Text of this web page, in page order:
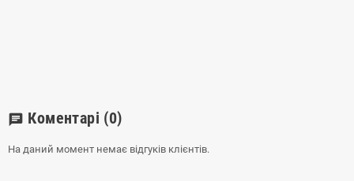
chat Коментарі (0)
На даний момент немає відгуків клієнтів.